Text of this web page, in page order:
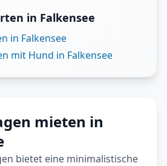
in Falkensee
in Falkensee
mit Hund in Falkensee
mieten in
bietet eine minimalistische